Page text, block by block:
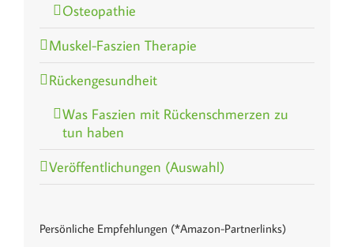
Osteopathie
Muskel-Faszien Therapie
Rückengesundheit
Was Faszien mit Rückenschmerzen zu
tun haben
Veröffentlichungen (Auswahl)
Persönliche Empfehlungen (*Amazon-Partnerlinks)